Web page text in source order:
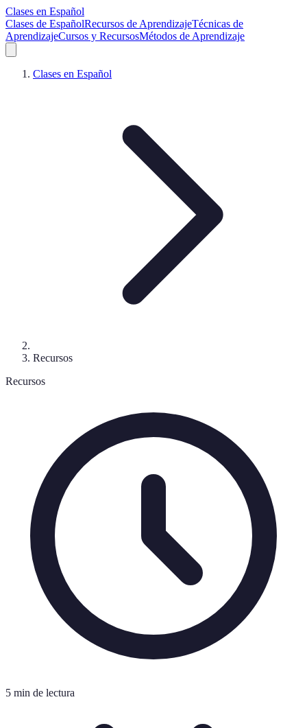
Clases en Español
Clases de EspañolRecursos de AprendizajeTécnicas de
AprendizajeCursos y RecursosMétodos de Aprendizaje
Clases en Español
Recursos
Recursos
5 min de lectura